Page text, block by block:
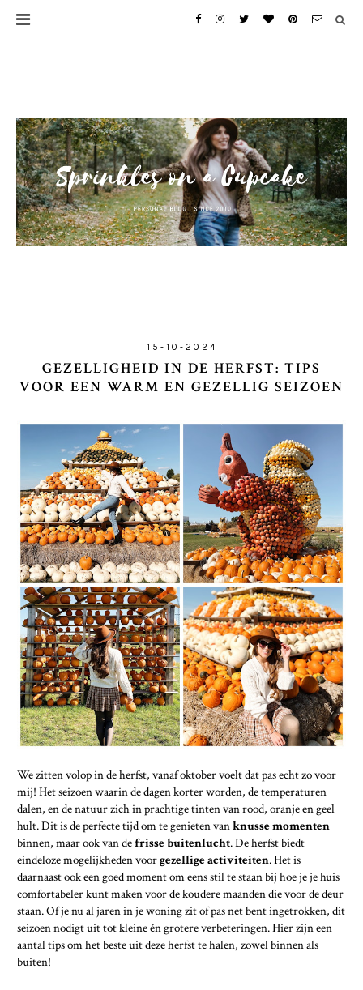
15-10-2024
GEZELLIGHEID IN DE HERFST: TIPS
VOOR EEN WARM EN GEZELLIG SEIZOEN
We zitten volop in de herfst, vanaf oktober voelt dat pas echt zo voor
mij! Het seizoen waarin de dagen korter worden, de temperaturen
dalen, en de natuur zich in prachtige tinten van rood, oranje en geel
hult. Dit is de perfecte tijd om te genieten vanknusse momenten
binnen, maar ook van defrisse buitenlucht. De herfst biedt
eindeloze mogelijkheden voorgezellige activiteiten. Het is
daarnaast ook een goed moment om eens stil te staan bij hoe je je huis
comfortabeler kunt maken voor de koudere maanden die voor de deur
staan. Of je nu al jaren in je woning zit of pas net bent ingetrokken, dit
seizoen nodigt uit tot kleine én grotere verbeteringen. Hier zijn een
aantal tips om het beste uit deze herfst te halen, zowel binnen als
buiten!